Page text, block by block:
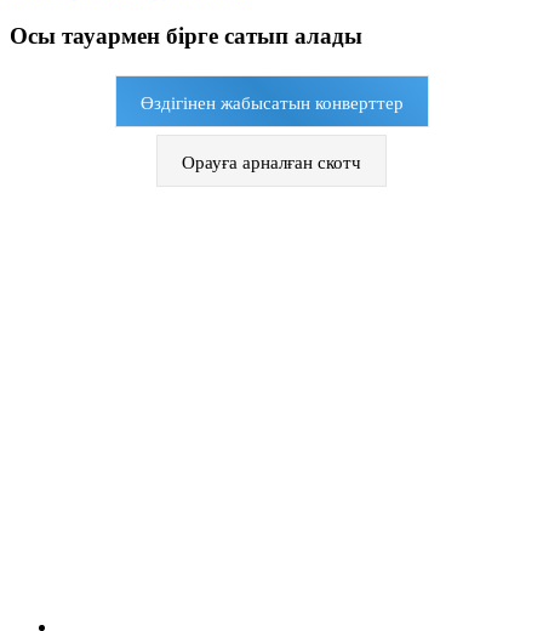
Осы тауармен бірге сатып алады
Өздігінен жабысатын конверттер
Орауға арналған скотч